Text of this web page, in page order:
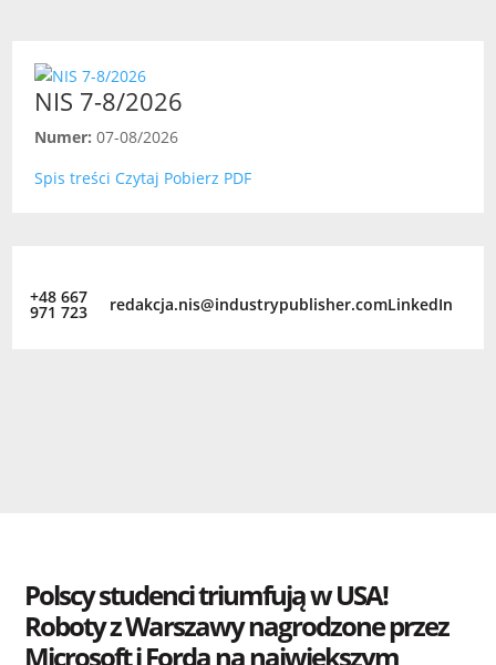
NIS 7-8/2026
Numer: 07-08/2026
Spis treści Czytaj Pobierz PDF
+48 667
971 723 redakcja.nis@industrypublisher.comLinkedIn
Polscy studenci triumfują w USA!
Roboty z Warszawy nagrodzone przez
Microsoft i Forda na największym